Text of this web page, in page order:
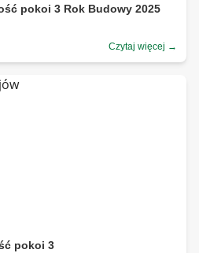
pokoi 3 Rok Budowy 2025
Czytaj więcej →
pokoi 3